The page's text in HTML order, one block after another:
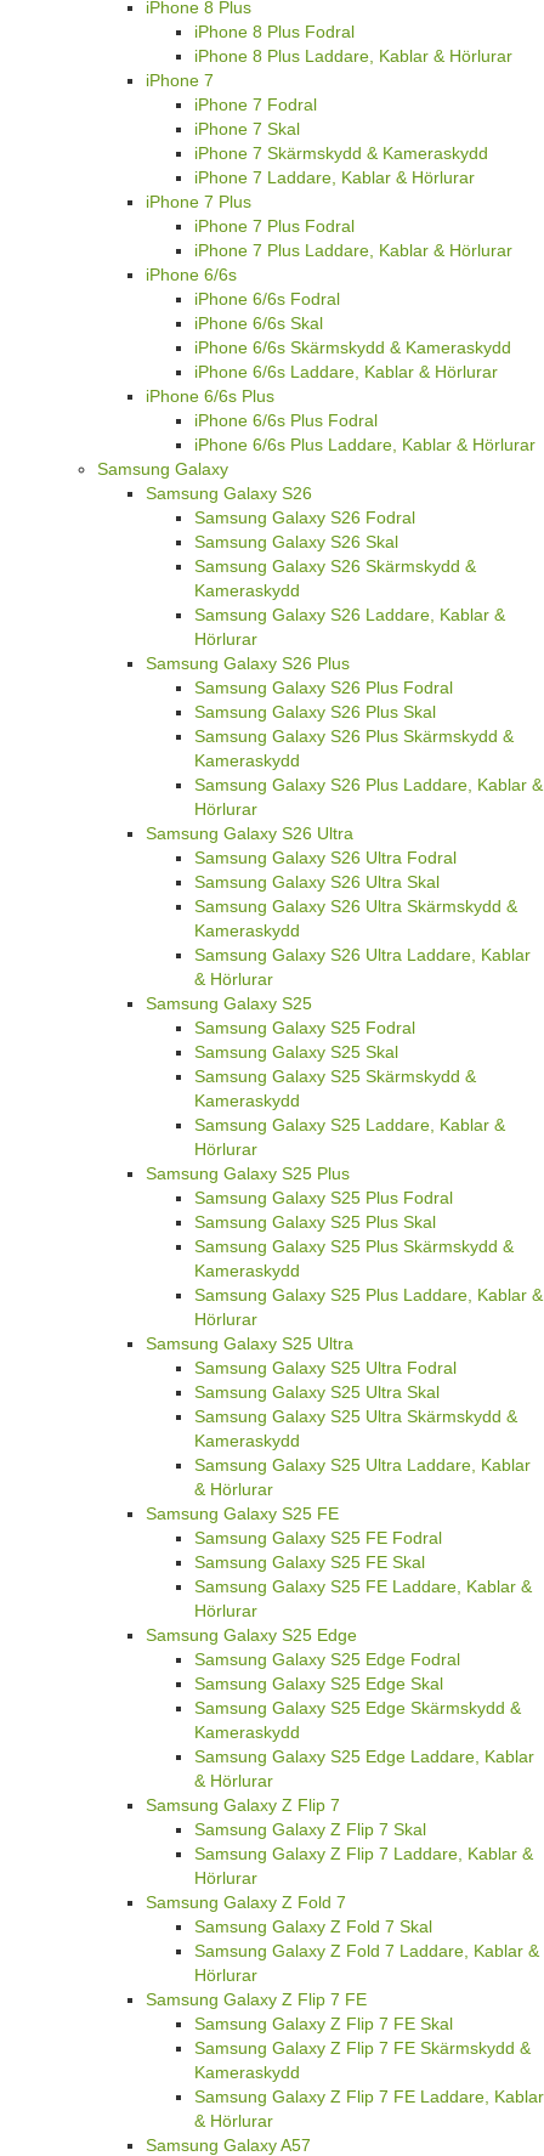
iPhone 8 Plus
iPhone 8 Plus Fodral
iPhone 8 Plus Laddare, Kablar & Hörlurar
iPhone 7
iPhone 7 Fodral
iPhone 7 Skal
iPhone 7 Skärmskydd & Kameraskydd
iPhone 7 Laddare, Kablar & Hörlurar
iPhone 7 Plus
iPhone 7 Plus Fodral
iPhone 7 Plus Laddare, Kablar & Hörlurar
iPhone 6/6s
iPhone 6/6s Fodral
iPhone 6/6s Skal
iPhone 6/6s Skärmskydd & Kameraskydd
iPhone 6/6s Laddare, Kablar & Hörlurar
iPhone 6/6s Plus
iPhone 6/6s Plus Fodral
iPhone 6/6s Plus Laddare, Kablar & Hörlurar
Samsung Galaxy
Samsung Galaxy S26
Samsung Galaxy S26 Fodral
Samsung Galaxy S26 Skal
Samsung Galaxy S26 Skärmskydd &
Kameraskydd
Samsung Galaxy S26 Laddare, Kablar &
Hörlurar
Samsung Galaxy S26 Plus
Samsung Galaxy S26 Plus Fodral
Samsung Galaxy S26 Plus Skal
Samsung Galaxy S26 Plus Skärmskydd &
Kameraskydd
Samsung Galaxy S26 Plus Laddare, Kablar &
Hörlurar
Samsung Galaxy S26 Ultra
Samsung Galaxy S26 Ultra Fodral
Samsung Galaxy S26 Ultra Skal
Samsung Galaxy S26 Ultra Skärmskydd &
Kameraskydd
Samsung Galaxy S26 Ultra Laddare, Kablar
& Hörlurar
Samsung Galaxy S25
Samsung Galaxy S25 Fodral
Samsung Galaxy S25 Skal
Samsung Galaxy S25 Skärmskydd &
Kameraskydd
Samsung Galaxy S25 Laddare, Kablar &
Hörlurar
Samsung Galaxy S25 Plus
Samsung Galaxy S25 Plus Fodral
Samsung Galaxy S25 Plus Skal
Samsung Galaxy S25 Plus Skärmskydd &
Kameraskydd
Samsung Galaxy S25 Plus Laddare, Kablar &
Hörlurar
Samsung Galaxy S25 Ultra
Samsung Galaxy S25 Ultra Fodral
Samsung Galaxy S25 Ultra Skal
Samsung Galaxy S25 Ultra Skärmskydd &
Kameraskydd
Samsung Galaxy S25 Ultra Laddare, Kablar
& Hörlurar
Samsung Galaxy S25 FE
Samsung Galaxy S25 FE Fodral
Samsung Galaxy S25 FE Skal
Samsung Galaxy S25 FE Laddare, Kablar &
Hörlurar
Samsung Galaxy S25 Edge
Samsung Galaxy S25 Edge Fodral
Samsung Galaxy S25 Edge Skal
Samsung Galaxy S25 Edge Skärmskydd &
Kameraskydd
Samsung Galaxy S25 Edge Laddare, Kablar
& Hörlurar
Samsung Galaxy Z Flip 7
Samsung Galaxy Z Flip 7 Skal
Samsung Galaxy Z Flip 7 Laddare, Kablar &
Hörlurar
Samsung Galaxy Z Fold 7
Samsung Galaxy Z Fold 7 Skal
Samsung Galaxy Z Fold 7 Laddare, Kablar &
Hörlurar
Samsung Galaxy Z Flip 7 FE
Samsung Galaxy Z Flip 7 FE Skal
Samsung Galaxy Z Flip 7 FE Skärmskydd &
Kameraskydd
Samsung Galaxy Z Flip 7 FE Laddare, Kablar
& Hörlurar
Samsung Galaxy A57